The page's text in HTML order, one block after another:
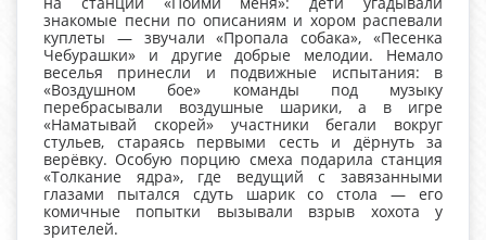
знакомые песни по описаниям и хором распевали
куплеты — звучали «Пропала собака», «Песенка
Чебурашки» и другие добрые мелодии. Немало
веселья принесли и подвижные испытания: в
«Воздушном бое» команды под музыку
перебрасывали воздушные шарики, а в игре
«Наматывай скорей» участники бегали вокруг
стульев, стараясь первыми сесть и дёрнуть за
верёвку. Особую порцию смеха подарила станция
«Толкание ядра», где ведущий с завязанными
глазами пытался сдуть шарик со стола — его
комичные попытки вызывали взрыв хохота у
зрителей.